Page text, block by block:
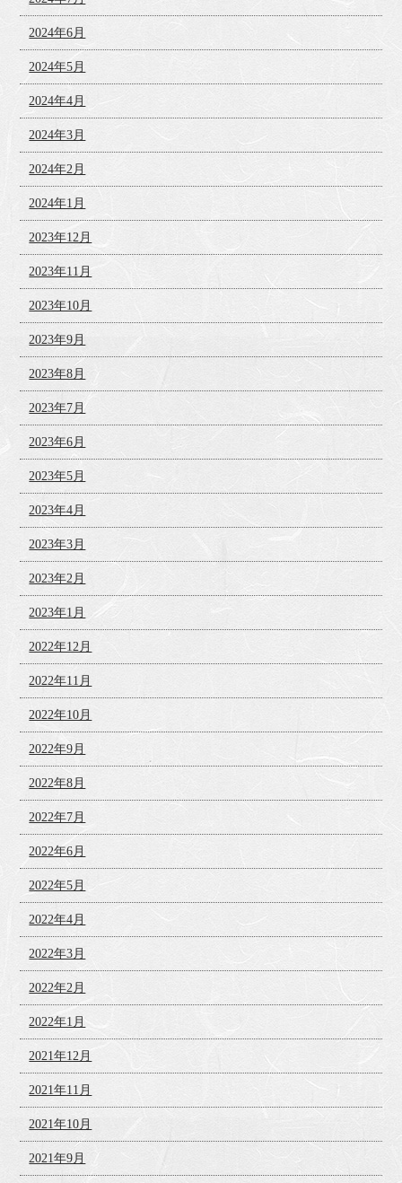
2024年6月
2024年5月
2024年4月
2024年3月
2024年2月
2024年1月
2023年12月
2023年11月
2023年10月
2023年9月
2023年8月
2023年7月
2023年6月
2023年5月
2023年4月
2023年3月
2023年2月
2023年1月
2022年12月
2022年11月
2022年10月
2022年9月
2022年8月
2022年7月
2022年6月
2022年5月
2022年4月
2022年3月
2022年2月
2022年1月
2021年12月
2021年11月
2021年10月
2021年9月